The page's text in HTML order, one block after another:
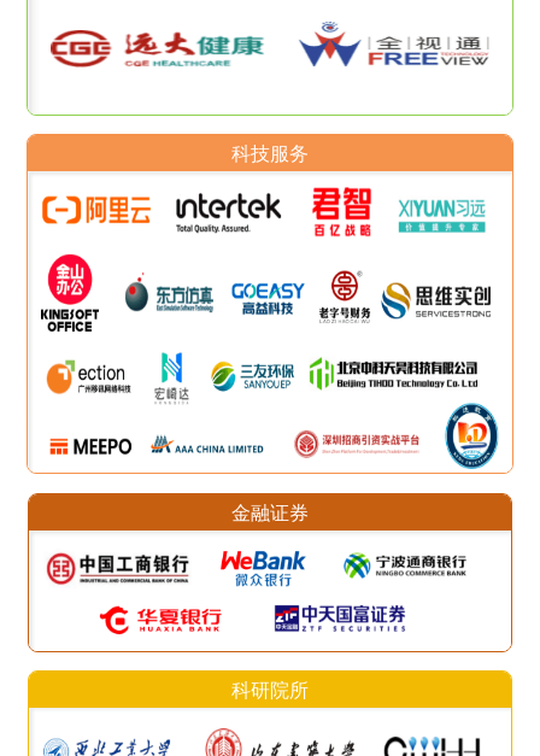
科技服务
金融证券
科研院所